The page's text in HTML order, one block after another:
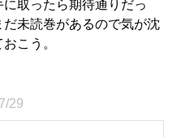
取ったら期待通りだっ
未読巻があるので気が沈
こう。
29